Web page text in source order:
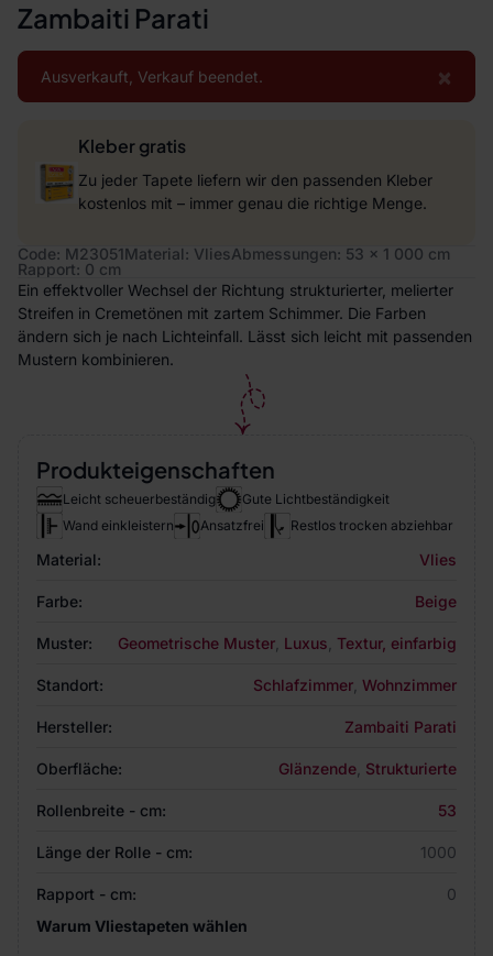
Zambaiti Parati
×
Ausverkauft, Verkauf beendet.
Kleber gratis
Zu jeder Tapete liefern wir den passenden Kleber
kostenlos mit – immer genau die richtige Menge.
Code: M23051Material: VliesAbmessungen: 53 x 1 000 cm
Rapport: 0 cm
Ein effektvoller Wechsel der Richtung strukturierter, melierter
Streifen in Cremetönen mit zartem Schimmer. Die Farben
ändern sich je nach Lichteinfall. Lässt sich leicht mit passenden
Mustern kombinieren.
Produkteigenschaften
Leicht scheuerbeständig
Gute Lichtbeständigkeit
Wand einkleistern
Ansatzfrei Restlos trocken abziehbar
Material: Vlies
Farbe: Beige
Muster: Geometrische Muster Luxus Textur, einfarbig
Standort: Schlafzimmer Wohnzimmer
Hersteller: Zambaiti Parati
Oberfläche: Glänzende Strukturierte
Rollenbreite - cm: 53
Länge der Rolle - cm: 1000
Rapport - cm:
0
Warum Vliestapeten wählen